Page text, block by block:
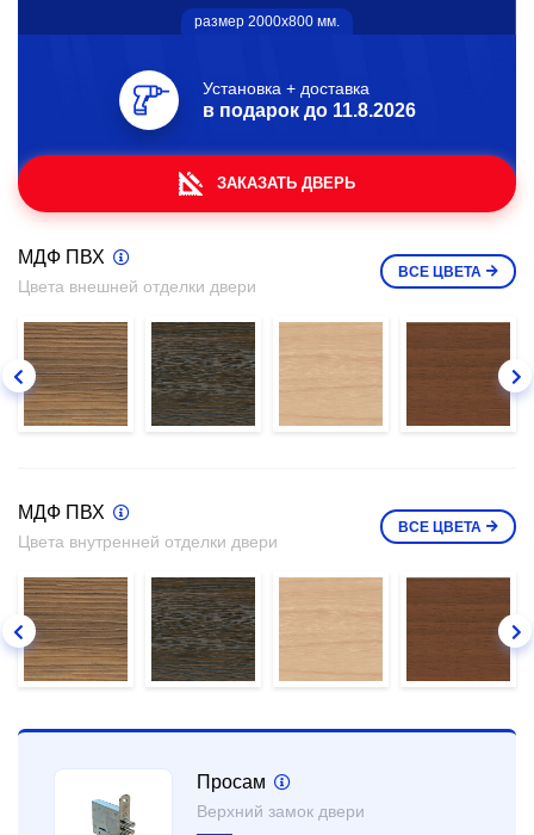
размер 2000х800 мм.
Установка + доставка
в подарок до 11.8.2026
ЗАКАЗАТЬ ДВЕРЬ
МДФ ПВХ
Цвета внешней отделки двери
ВСЕ ЦВЕТА
МДФ ПВХ
Цвета внутренней отделки двери
ВСЕ ЦВЕТА
Просам
Верхний замок двери